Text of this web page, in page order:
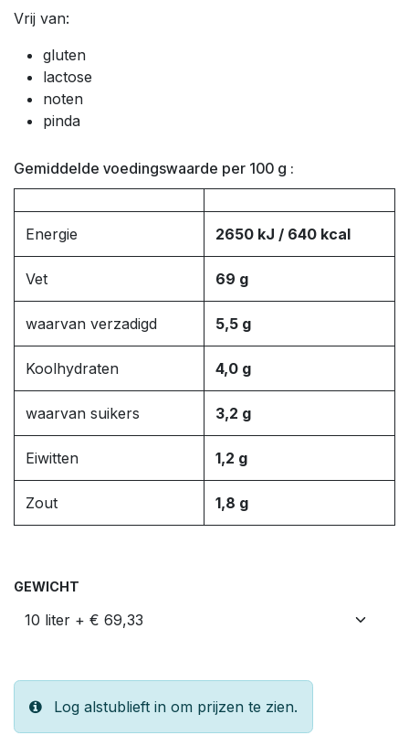
Vrij van:
gluten
lactose
noten
pinda
Gemiddelde voedingswaarde per 100 g :
Energie 2650 kJ / 640 kcal
Vet 69 g
waarvan verzadigd 5,5 g
Koolhydraten 4,0 g
waarvan suikers 3,2 g
Eiwitten 1,2 g
Zout 1,8 g
GEWICHT
Log alstublieft in om prijzen te zien.